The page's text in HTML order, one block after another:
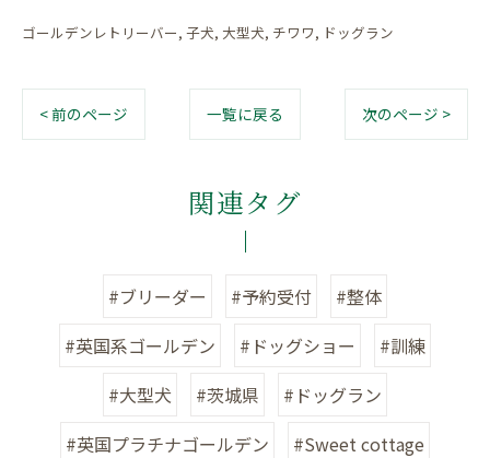
ゴールデンレトリーバー 子犬 大型犬 チワワ ドッグラン
< 前のページ 一覧に戻る 次のページ >
関連タグ
#ブリーダー #予約受付
#整体
#英国系ゴールデン
#ドッグショー
#訓練
#大型犬
#茨城県
#ドッグラン
#英国プラチナゴールデン
#Sweet cottage